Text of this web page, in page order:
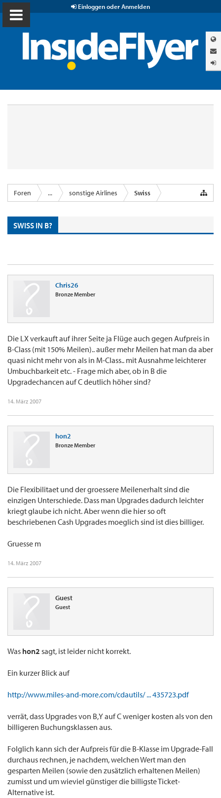
Einloggen oder Anmelden
Foren ... sonstige Airlines Swiss
SWISS IN B?
Chris26
Bronze Member
Die LX verkauft auf ihrer Seite ja Flüge auch gegen Aufpreis in
B-Class (mit 150% Meilen).. außer mehr Meilen hat man da aber
quasi nicht mehr von als in M-Class.. mit Ausnahme leichterer
Umbuchbarkeit etc. - Frage mich aber, ob in B die
Upgradechancen auf C deutlich höher sind?
14. März 2007
hon2
Bronze Member
Die Flexibilitaet und der groessere Meilenerhalt sind die
einzigen Unterschiede. Dass man Upgrades dadurch leichter
kriegt glaube ich nicht. Aber wenn die hier so oft
beschriebenen Cash Upgrades moeglich sind ist dies billiger.
Gruesse m
14. März 2007
Guest
Guest
Was hon2 sagt, ist leider nicht korrekt.
Ein kurzer Blick auf
http://www.miles-and-more.com/cdautils/ ... 435723.pdf
verrät, dass Upgrades von B,Y auf C weniger kosten als von den
billigeren Buchungsklassen aus.
Folglich kann sich der Aufpreis für die B-Klasse im Upgrade-Fall
durchaus rechnen, je nachdem, welchen Wert man den
gesparten Meilen (sowie den zusätzlich erhaltenen Meilen)
zumisst und um wieviel günstiger die billigste Ticket-
Alternative ist.